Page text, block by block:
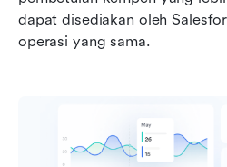
dapat disediakan oleh
operasi yang sama.